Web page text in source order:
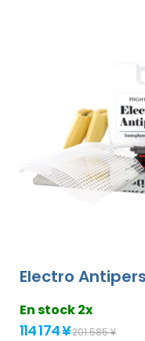
Electro
En stock 2x
114 174 ¥201 585 ¥